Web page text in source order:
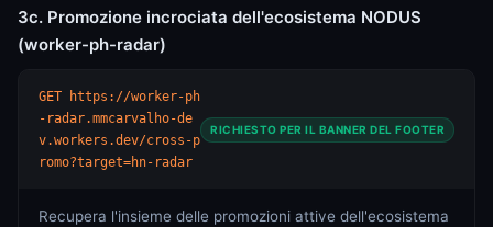
3c. Promozione incrociata dell'ecosistema NODUS
(worker-ph-radar)
GET https://worker-ph
-radar.mmcarvalho-de
v.workers.dev/cross-p
romo?target=hn-radar
RICHIESTO PER IL BANNER DEL FOOTER
Recupera l'insieme delle promozioni attive dell'ecosistema